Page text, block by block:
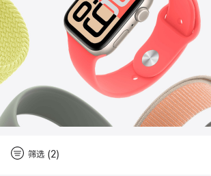
带
筛选 (2)